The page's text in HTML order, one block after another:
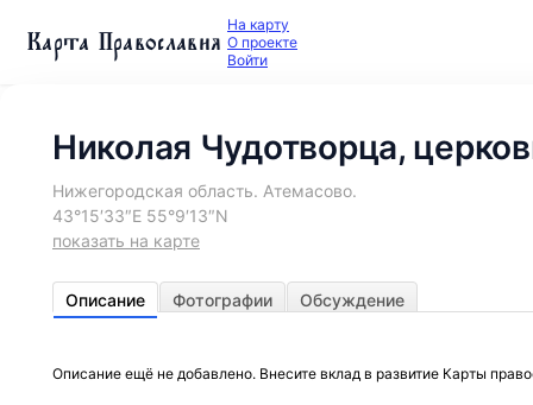
Карта Православия На карту
О проекте
Войти
Николая Чудотворца,
Нижегородская область. Атемасово.
43°15′33″E 55°9′13″N
показать на карте
Описание Фотографии Обсуждение
Описание ещё не добавлено. Внесите вклад в развитие Карты